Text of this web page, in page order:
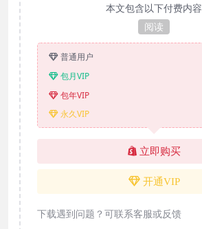
本文包含以下付费内容
阅读
普通用户
包月VIP
包年VIP
永久VIP
立即购买
开通VIP
下载遇到问题？可联系客服或反馈